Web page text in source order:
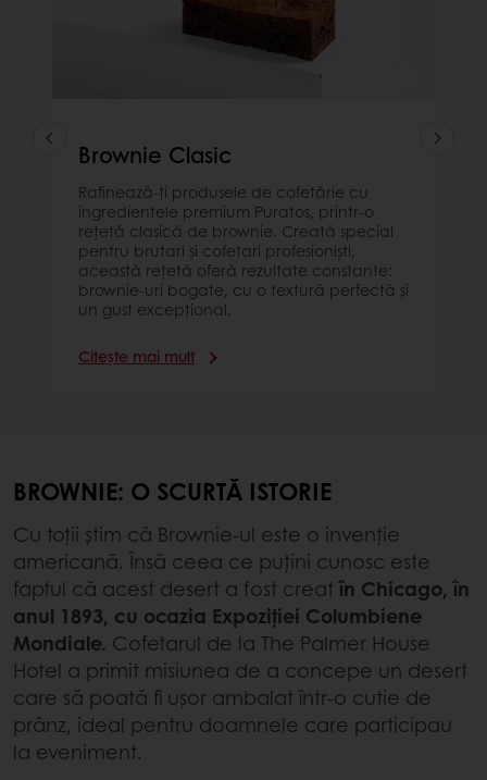
Brownie Clasic
Rafinează-ți produsele de cofetărie cu
ingredientele premium Puratos, printr-o
rețetă clasică de brownie. Creată special
pentru brutari și cofetari profesioniști,
această rețetă oferă rezultate constante:
brownie-uri bogate, cu o textură perfectă și
un gust excepțional.
Citește mai mult
BROWNIE: O SCURTĂ ISTORIE
Cu toții știm că Brownie-ul este o invenție
americană. Însă ceea ce puțini cunosc este
faptul că acest desert a fost creatîn Chicago, în
anul 1893, cu ocazia Expoziției Columbiene
Mondiale. Cofetarul de la The Palmer House
Hotel a primit misiunea de a concepe un desert
care să poată fi ușor ambalat într-o cutie de
prânz, ideal pentru doamnele care participau
la eveniment.